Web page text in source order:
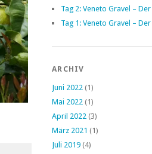
Tag 2: Veneto Gravel –
Tag 1: Veneto Gravel –
ARCHIV
Juni 2022 (1)
Mai 2022 (1)
April 2022 (3)
März 2021 (1)
Juli 2019 (4)